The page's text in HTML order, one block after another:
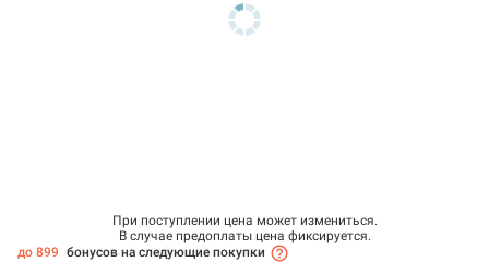
При поступлении цена может измениться.
В случае предоплаты цена фиксируется.
до 899 бонусов на следующие покупки